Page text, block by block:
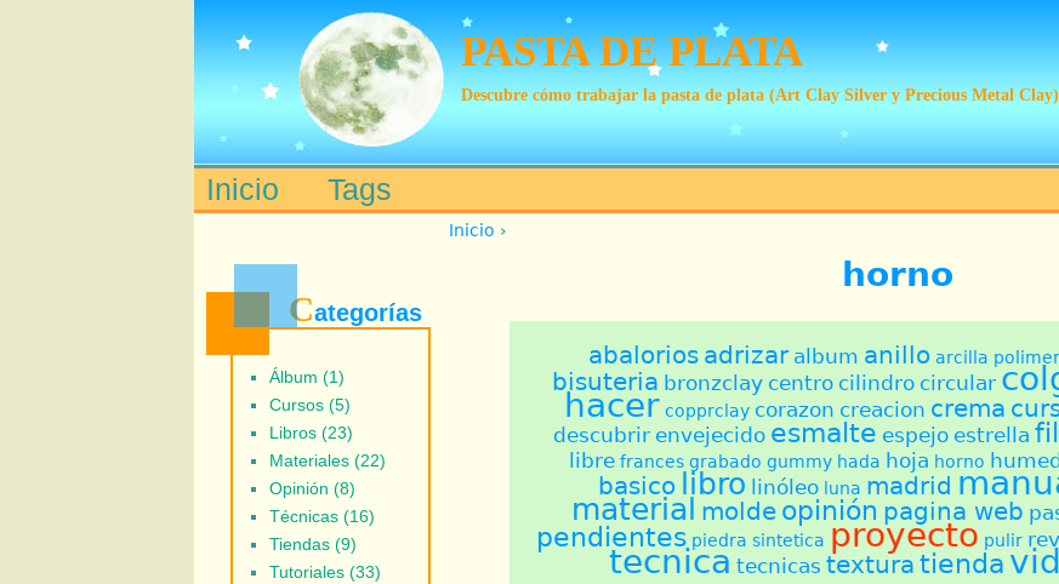
PASTA DE PLATA
Descubre cómo trabajar la pasta de plata (Art Clay Silver y Precious Metal Clay)
Inicio ›
horno
abalorios adrizar album anillo arcilla
bisuteria bronzclay centro cilindro circular
hacer copprclay corazon creacion crema
descubrir envejecido esmalte espejo estrella
libre frances grabado gummy hada hoja horno
basico libro linóleo luna madrid
material molde opinión pagina web
pendientes piedra sintetica proyecto pulir
tecnica tecnicas textura tienda
Main menu
Inicio Tags
Categorías
Álbum (1)
Cursos (5)
Libros (23)
Materiales (22)
Opinión (8)
Técnicas (16)
Tiendas (9)
Tutoriales (33)